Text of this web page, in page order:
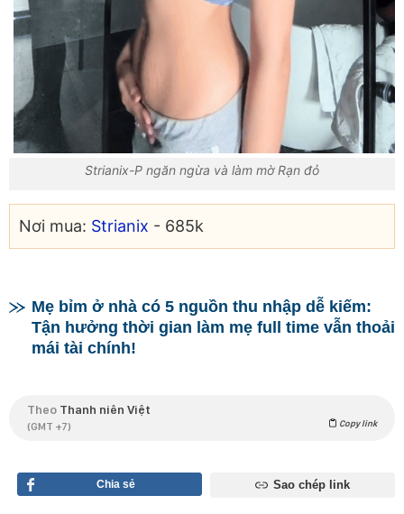
Strianix-P ngăn ngừa và làm mờ Rạn đỏ
Nơi mua: Strianix - 685k
Mẹ bỉm ở nhà có 5 nguồn thu nhập dễ kiếm:
Tận hưởng thời gian làm mẹ full time vẫn thoải
mái tài chính!
Theo Thanh niên Việt
(GMT +7) Copy link
Chia sẻ Sao chép link